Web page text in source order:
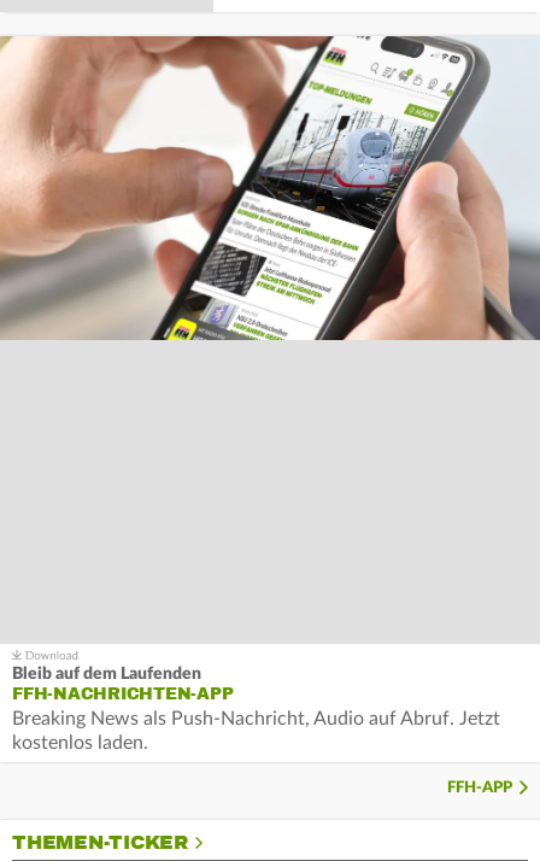
Bleib auf dem Laufenden
FFH-NACHRICHTEN-APP
Breaking News als Push-Nachricht, Audio auf Abruf. Jetzt
kostenlos laden.
FFH-APP
THEMEN-TICKER